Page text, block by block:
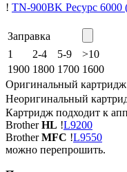
! TN-900BK Ресурс 6000
Заправка
1
2-4 5-9
>10
1900 1800 1700 1600
Оригинальный картридж
Неоригинальный
Картридж подходит к
BrotherHL !L9200
BrotherMFC !L9550
можно перепрошить.